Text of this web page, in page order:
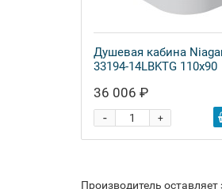
Душевая кабина
33194-14LBKTG 110x90
36 006 ₽
+
-
Производитель